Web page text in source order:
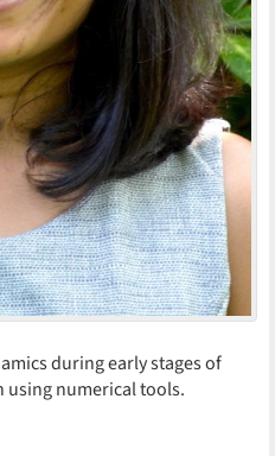
during early stages of
using numerical tools.